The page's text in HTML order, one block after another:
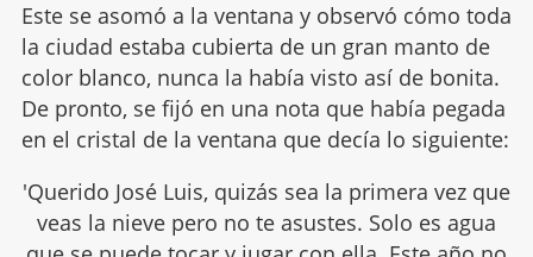
Este se asomó a la ventana y observó cómo toda
la ciudad estaba cubierta de un gran manto de
color blanco, nunca la había visto así de bonita.
De pronto, se fijó en una nota que había pegada
en el cristal de la ventana que decía lo siguiente:
'Querido José Luis, quizás sea la primera vez que
veas la nieve pero no te asustes. Solo es agua